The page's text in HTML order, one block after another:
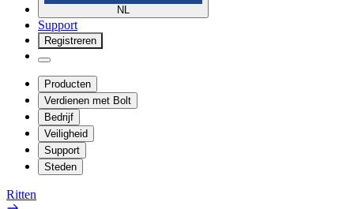
NL
Support
Registreren
Producten
Verdienen met Bolt
Bedrijf
Veiligheid
Support
Steden
Ritten